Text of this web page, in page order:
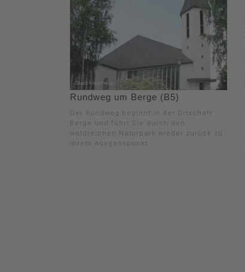
Rundweg um Berge (B5)
Der Rundweg beginnt in der Ortschaft
Berge und führt Sie durch den
waldreichen Naturpark wieder zurück zu
Ihrem Ausganspunkt.